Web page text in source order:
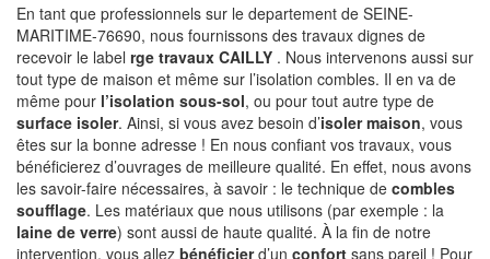
En tant que professionnels sur le departement de SEINE-
MARITIME-76690, nous fournissons des travaux dignes de
recevoir le label rge travaux CAILLY . Nous intervenons aussi sur
tout type de maison et même sur l’isolation combles. Il en va de
même pour l’isolation sous-sol, ou pour tout autre type de
surface isoler. Ainsi, si vous avez besoin d’isoler maison, vous
êtes sur la bonne adresse ! En nous confiant vos travaux, vous
bénéficierez d’ouvrages de meilleure qualité. En effet, nous avons
les savoir-faire nécessaires, à savoir : le technique de combles
soufflage. Les matériaux que nous utilisons (par exemple : la
laine de verre) sont aussi de haute qualité. À la fin de notre
intervention, vous allez bénéficierd’un confort sans pareil ! Pour